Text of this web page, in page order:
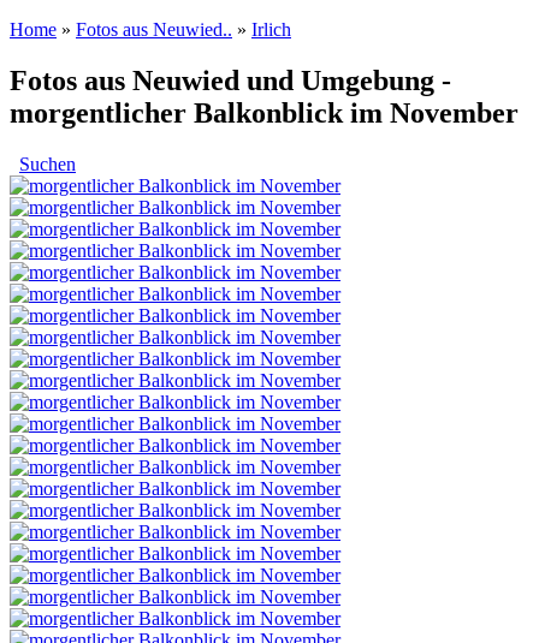
Home » Fotos aus Neuwied.. » Irlich
Fotos aus Neuwied und Umgebung -
morgentlicher Balkonblick im November
Suchen